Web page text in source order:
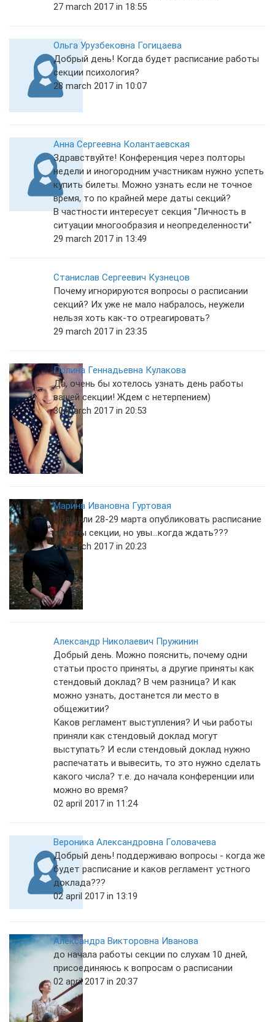
27 march 2017 in 18:55
Ольга Урузбековна Гогицаева
Добрый день! Когда будет расписание работы
секции психология?
28 march 2017 in 10:07
Анна Сергеевна Колантаевская
Здравствуйте! Конференция через полторы
недели и иногородним участникам нужно успеть
купить билеты. Можно узнать если не точное
время, то по крайней мере даты секций?
В частности интересует секция "Личность в
ситуации многообразия и неопределенности"
29 march 2017 in 13:49
Станислав Сергеевич Кузнецов
Почему игнорируются вопросы о расписании
секций? Их уже не мало набралось, неужели
нельзя хоть как-то отреагировать?
29 march 2017 in 23:35
Полина Геннадьевна Кулакова
Да, очень бы хотелось узнать день работы
вашей секции! Ждем с нетерпением)
30 march 2017 in 20:53
Марина Ивановна Гуртовая
Обещали 28-29 марта опубликовать расписание
работы секции, но увы...когда ждать???
31 march 2017 in 20:23
Александр Николаевич Пружинин
Добрый день. Можно пояснить, почему одни
статьи просто приняты, а другие приняты как
стендовый доклад? В чем разница? И как
можно узнать, достанется ли место в
общежитии?
Каков регламент выступления? И чьи работы
приняли как стендовый доклад могут
выступать? И если стендовый доклад нужно
распечатать и вывесить, то это нужно сделать
какого числа? т.е. до начала конференции или
можно во время?
02 april 2017 in 11:24
Вероника Александровна Головачева
Добрый день! поддерживаю вопросы - когда же
будет расписание и каков регламент устного
доклада???
02 april 2017 in 13:19
Александра Викторовна Иванова
до начала работы секции по слухам 10 дней,
присоединяюсь к вопросам о расписании
02 april 2017 in 20:37